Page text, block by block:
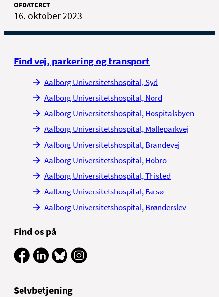
OPDATERET
16. oktober 2023
Find vej, parkering og transport
Aalborg Universitetshospital, Syd
Aalborg Universitetshospital, Nord
Aalborg Universitetshospital, Hospitalsbyen
Aalborg Universitetshospital, Mølleparkvej
Aalborg Universitetshospital, Brandevej
Aalborg Universitetshospital, Hobro
Aalborg Universitetshospital, Thisted
Aalborg Universitetshospital, Farsø
Aalborg Universitetshospital, Brønderslev
Find os på
Selvbetjening